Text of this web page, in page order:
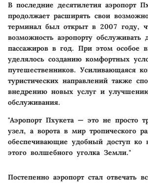
В последние десятилетия аэропорт
продолжает расширять свои
терминал был открыт в 2007 году,
возможность аэропорту
пассажиров в год. При этом особое
уделялось созданию комфортных
путешественников. Усиливающаяся
туристических направлений также
внедрению новых услуг и улучшению
обслуживания.
"Аэропорт Пхукета — это не просто
узел, а ворота в мир тропического
обеспечивающие удобный доступ ко
этого волшебного уголка Земли."
Постепенно аэропорт стал отвечать